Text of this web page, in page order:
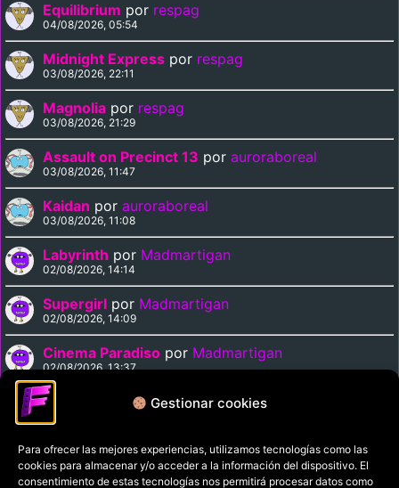
Gestionar cookies
Para ofrecer las mejores experiencias, utilizamos tecnologías como las
cookies para almacenar y/o acceder a la información del dispositivo. El
consentimiento de estas tecnologías nos permitirá procesar datos como
Equilibrium por respag
04/08/2026, 05:54
Midnight Express por respag
03/08/2026, 22:11
Magnolia por respag
03/08/2026, 21:29
Assault on Precinct 13 por auroraboreal
03/08/2026, 11:47
Kaidan por auroraboreal
03/08/2026, 11:08
Labyrinth por Madmartigan
02/08/2026, 14:14
Supergirl por Madmartigan
02/08/2026, 14:09
Cinema Paradiso por Madmartigan
02/08/2026, 13:37
Solarbabies porauroraboreal
Política de privacidad